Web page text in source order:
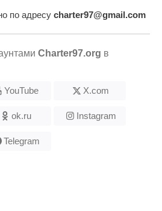
по адресу charter97@gmail.com
Charter97.org в
YouTube X.com
ok.ru Instagram
Telegram